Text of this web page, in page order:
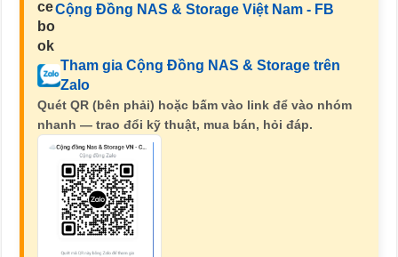
Cộng Đồng NAS & Storage Việt Nam - FB
Tham gia Cộng Đồng NAS & Storage trên
Zalo
Quét QR (bên phải) hoặc bấm vào link để vào nhóm
nhanh — trao đổi kỹ thuật, mua bán, hỏi đáp.